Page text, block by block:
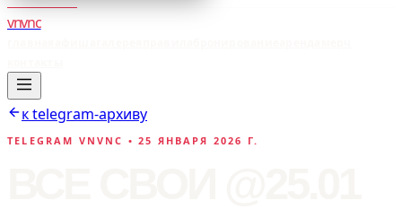
vnvnc
к telegram-архиву
TELEGRAM VNVNC • 25 ЯНВАРЯ 2026 Г.